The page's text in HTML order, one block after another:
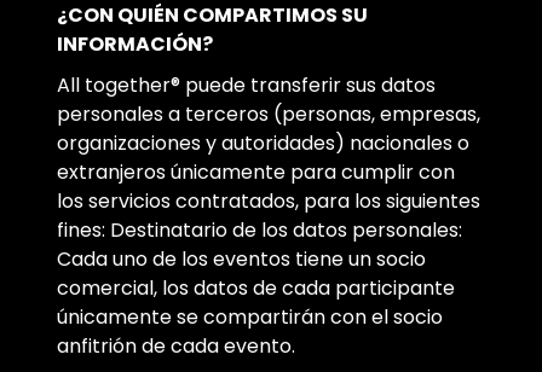
¿CON QUIÉN COMPARTIMOS SU
INFORMACIÓN?
All together® puede transferir sus datos
personales a terceros (personas, empresas,
organizaciones y autoridades) nacionales o
extranjeros únicamente para cumplir con
los servicios contratados, para los siguientes
fines: Destinatario de los datos personales:
Cada uno de los eventos tiene un socio
comercial, los datos de cada participante
únicamente se compartirán con el socio
anfitrión de cada evento.